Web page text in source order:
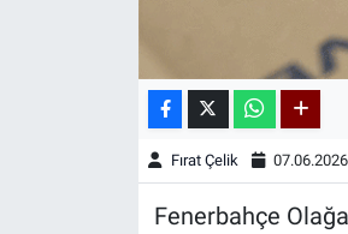
Fırat Çelik
Fenerbahçe
Astroloji-Rüya